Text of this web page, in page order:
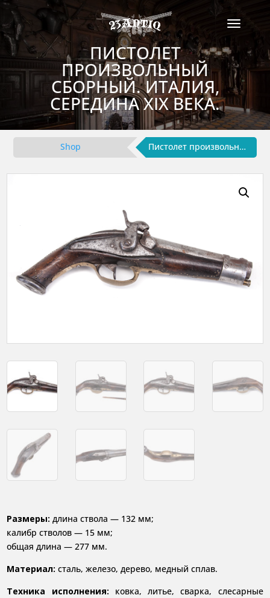
ПИСТОЛЕТ
ПРОИЗВОЛЬНЫЙ
СБОРНЫЙ. ИТАЛИЯ,
СЕРЕДИНА XIX ВЕКА.
Shop Пистолет произвольный сборный. Италия, середина XIX века.
Размеры: длина ствола — 132 мм;
калибр стволов — 15 мм;
общая длина — 277 мм.
Материал: сталь, железо, дерево, медный сплав.
Техника исполнения: ковка, литье, сварка, слесарные